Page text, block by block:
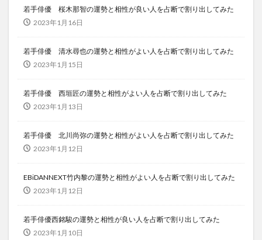
若手俳優 桜木那智の運勢と相性が良い人を占断で割り出してみた
2023年1月16日
若手俳優 清水尋也の運勢と相性がよい人を占断で割り出してみた
2023年1月15日
若手俳優 西垣匠の運勢と相性がよい人を占断で割り出してみた
2023年1月13日
若手俳優 北川尚弥の運勢と相性がよい人を占断で割り出してみた
2023年1月12日
EBiDANNEXT竹内黎の運勢と相性がよい人を占断で割り出してみた
2023年1月12日
若手俳優西銘駿の運勢と相性が良い人を占断で割り出してみた
2023年1月10日